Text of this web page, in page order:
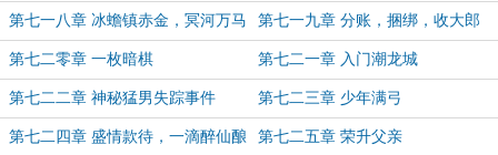
王砸仓
第七一八章 冰蟾镇赤金，冥河万马
腾
第七一九章 分账，捆绑，收大郎
第七二零章 一枚暗棋 第七二一章 入门潮龙城
第七二二章 神秘猛男失踪事件 第七二三章 少年满弓
第七二四章 盛情款待，一滴醉仙酿 第七二五章 荣升父亲